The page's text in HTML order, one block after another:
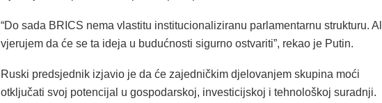
“Do sada BRICS nema vlastitu institucionaliziranu parlamentarnu strukturu.
vjerujem da će se ta ideja u budućnosti sigurno ostvariti”, rekao je Putin.
Ruski predsjednik izjavio je da će zajedničkim djelovanjem skupina moći
otključati svoj potencijal u gospodarskoj, investicijskoj i tehnološkoj suradnji.